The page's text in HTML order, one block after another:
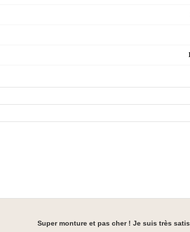
Super monture et pas cher ! Je suis très